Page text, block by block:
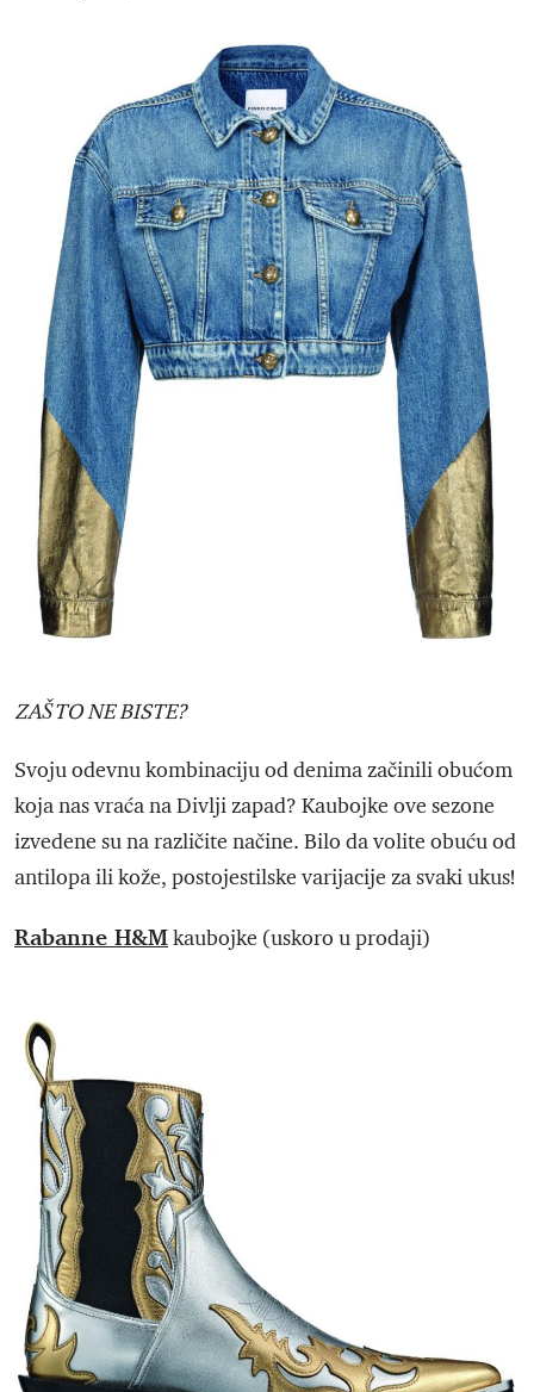
ZAŠTO NE BISTE?
Svoju odevnu kombinaciju od denima začinili obućom
koja nas vraća na Divlji zapad? Kaubojke ove sezone
izvedene su na različite načine. Bilo da volite obuću od
antilopa ili kože, postojestilske varijacije za svaki ukus!
Rabanne H&Mkaubojke (uskoro u prodaji)